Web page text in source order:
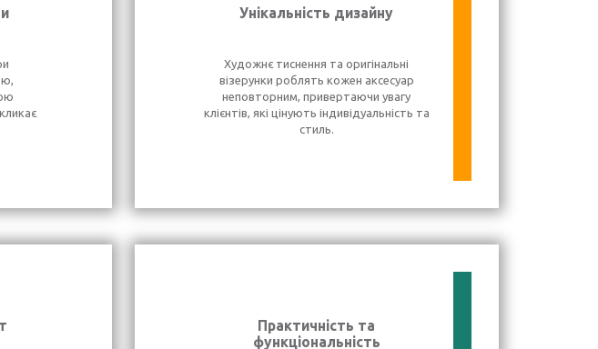
Унікальність дизайну
Художнє тиснення та оригінальні
візерунки роблять кожен аксесуар
неповторним, привертаючи увагу
клієнтів, які цінують індивідуальність та
стиль.
Практичність та
функціональність